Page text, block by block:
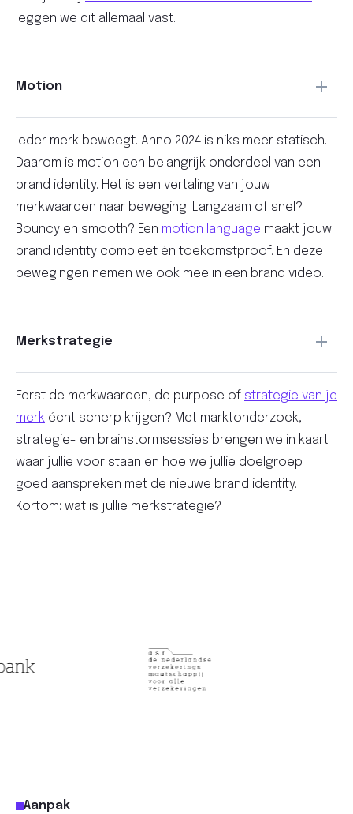
leggen we dit allemaal vast.
Motion
Ieder merk beweegt. Anno 2024 is niks meer statisch.
Daarom is motion een belangrijk onderdeel van een
brand identity. Het is een vertaling van jouw
merkwaarden naar beweging. Langzaam of snel?
Bouncy en smooth? Een motion language maakt jouw
brand identity compleet én toekomstproof. En deze
bewegingen nemen we ook mee in een brand video.
Merkstrategie
Eerst de merkwaarden, de purpose of strategie van je
merk écht scherp krijgen? Met marktonderzoek,
strategie- en brainstormsessies brengen we in kaart
waar jullie voor staan en hoe we jullie doelgroep
goed aanspreken met de nieuwe brand identity.
Kortom: wat is jullie merkstrategie?
Aanpak